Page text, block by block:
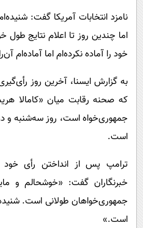
گوناگون
محیط
بین
حیات
آشپزی
نامزد انتخابات آمریکا گفت:
اما چندین روز تا اعلام نتایج
خود را آماده نکرده‌ام اما آماده‌ام
به گزارش ایسنا، آخرین روز
که صحنه رقابت میان «کامالا
جمهوری‌خواه است، روز سه‌شنبه و
است.
ترامپ پس از انداختن رأی خود
خبرنگاران گفت: «خوشحالم و
جمهوری‌خواهان طولانی است.
است.»